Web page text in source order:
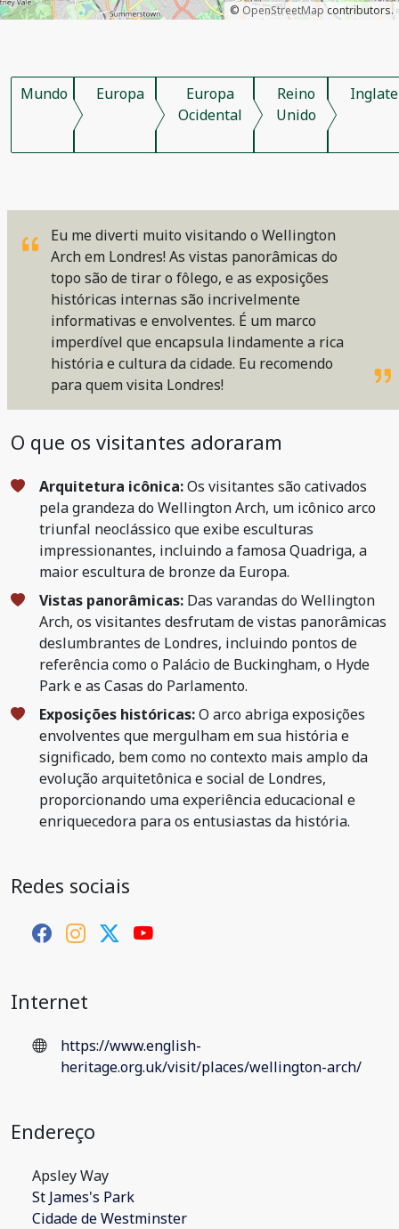
© OpenStreetMapcontributors.
Mundo Europa
Europa
Ocidental
Reino
Unido
Eu me diverti muito visitando o Wellington
Arch em Londres! As vistas panorâmicas do
topo são de tirar o fôlego, e as exposições
históricas internas são incrivelmente
informativas e envolventes. É um marco
imperdível que encapsula lindamente a rica
história e cultura da cidade. Eu recomendo
para quem visita Londres!
O que os visitantes adoraram
Arquitetura icônica:Os visitantes são cativados
pela grandeza do Wellington Arch, um icônico arco
triunfal neoclássico que exibe esculturas
impressionantes, incluindo a famosa Quadriga, a
maior escultura de bronze da Europa.
Vistas panorâmicas: Das varandas do Wellington
Arch, os visitantes desfrutam de vistas panorâmicas
deslumbrantes de Londres, incluindo pontos de
referência como o Palácio de Buckingham, o Hyde
Park e as Casas do Parlamento.
Exposições históricas:O arco abriga exposições
envolventes que mergulham em sua história e
significado, bem como no contexto mais amplo da
evolução arquitetônica e social de Londres,
proporcionando uma experiência educacional e
enriquecedora para os entusiastas da história.
Redes sociais
Internet
https://www.english-
heritage.org.uk/visit/places/wellington-arch/
Endereço
Apsley Way
St James's Park
Cidade de Westminster